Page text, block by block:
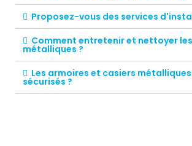
Proposez-vous des services
Comment entretenir et nettoyer
métalliques ?
Les armoires et casiers
sécurisés ?